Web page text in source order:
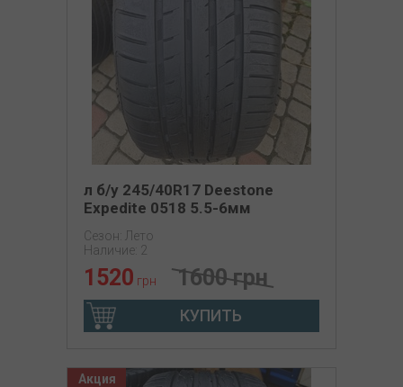
л б/у 245/40R17 Deestone
Expedite 0518 5.5-6мм
Сезон: Лето
Наличие: 2
1520 грн 1600 грн
КУПИТЬ
Акция